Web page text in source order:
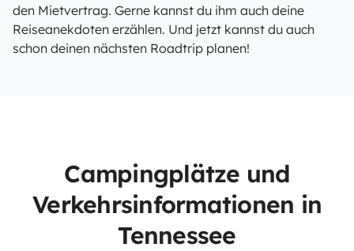
den Mietvertrag. Gerne kannst du ihm auch deine
Reiseanekdoten erzählen. Und jetzt kannst du auch
schon deinen nächsten Roadtrip planen!
Campingplätze und
Verkehrsinformationen in
Tennessee